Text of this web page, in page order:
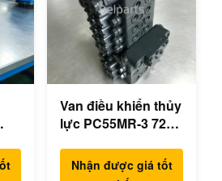
Van điều khiển thủy
lực PC55MR-3 723-
18201 723-18-18202
cho các bộ phận
Nhận được giá tốt